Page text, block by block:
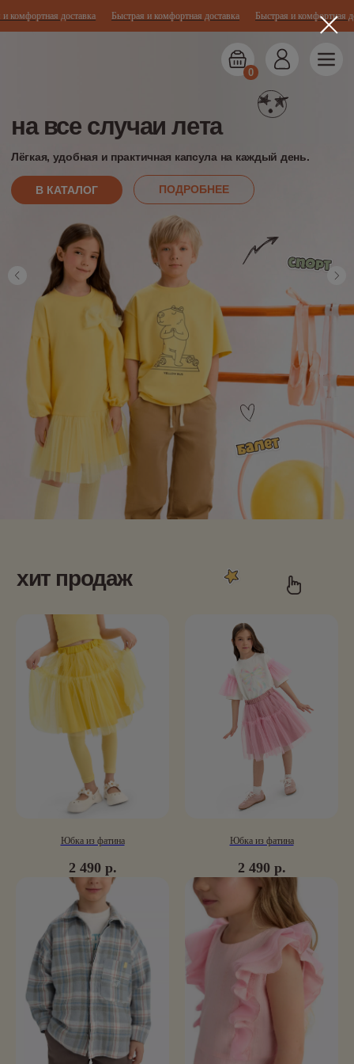
доставка Быстрая и комфортная доставка Быстрая и комфортная
ПОДРОБНЕЕ
В КАТАЛОГ
летняя
до -40%
хит продаж
Юбка из фатина
2 490 р.
Юбка из фатина
2 490 р.